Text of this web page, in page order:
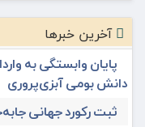
آخرین خبرها
پایان وابستگی به
دانش بومی آبزی‌پروری
ثبت رکورد جهانی